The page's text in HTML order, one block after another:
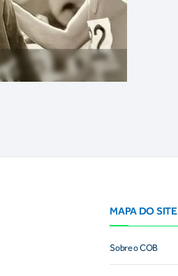
MAPA DO SITE
Sobre o COB